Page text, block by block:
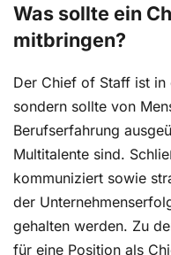
Was sollte ein
mitbringen?
Der Chief of Staff ist in
sondern sollte von
Berufserfahrung
Multitalente sind.
kommuniziert sowie
der
gehalten werden. Zu
für eine Position als